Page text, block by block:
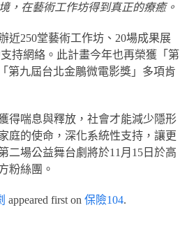
，在藝術工作坊得到真正的療癒。
近250堂藝術工作坊、20場成果展
持網絡。此計畫今年也再榮獲「第
第九屆台北金鵰微電影獎」多項肯
得喘息與釋放，社會才能減少隱形
庭的使命，深化系統性支持，讓更
二場公益舞台劇將於11月15日於高
粉絲團。
appeared first on 保險104.